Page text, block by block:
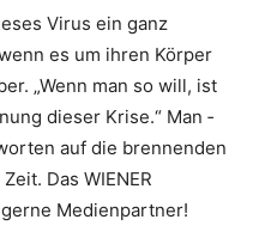
Virus ein ganz
es um ihren Körper
„Wenn man so will, ist
dieser Krise.“ Man
auf die brennenden
Das WIENER
Medienpartner!